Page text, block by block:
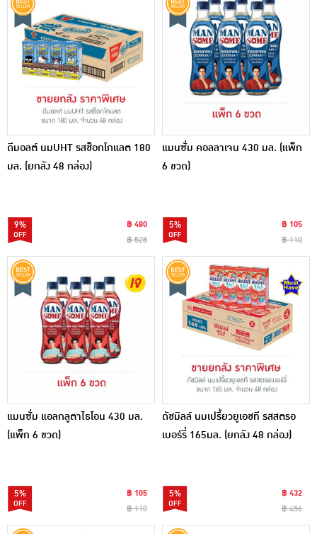
ดีมอลต์ นมUHT รสช็อกโกแลต 180
มล. (ยกลัง 48 กล่อง)
9%
฿ 480
฿ 528
แมนซั่ม คอลลาเจน 430 มล. (แพ็ก
6 ขวด)
5%
฿ 105
฿ 110
แมนซั่ม แอลกลูตาไธโอน 430 มล.
(แพ็ก 6 ขวด)
5%
฿ 105
฿ 110
ดัชมิลล์ นมเปรี้ยวยูเอชที รสสตรอ
เบอร์รี่ 165มล. (ยกลัง 48 กล่อง)
5%
฿ 432
฿ 456